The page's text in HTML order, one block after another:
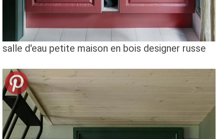
salle d'eau petite maison en bois designer russe